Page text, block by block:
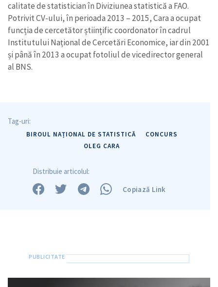
calitate de statistician în Diviziunea statistică a FAO.
Potrivit CV-ului, în perioada 2013 – 2015, Cara a ocupat
funcția de cercetător științific coordonator în cadrul
Institutului Național de Cercetări Economice, iar din 2001
și până în 2013 a ocupat fotoliul de vicedirector general
al BNS.
Tag-uri:
BIROUL NAȚIONAL DE STATISTICĂ
CONCURS
OLEG CARA
Distribuie articolul:
Copiază Link